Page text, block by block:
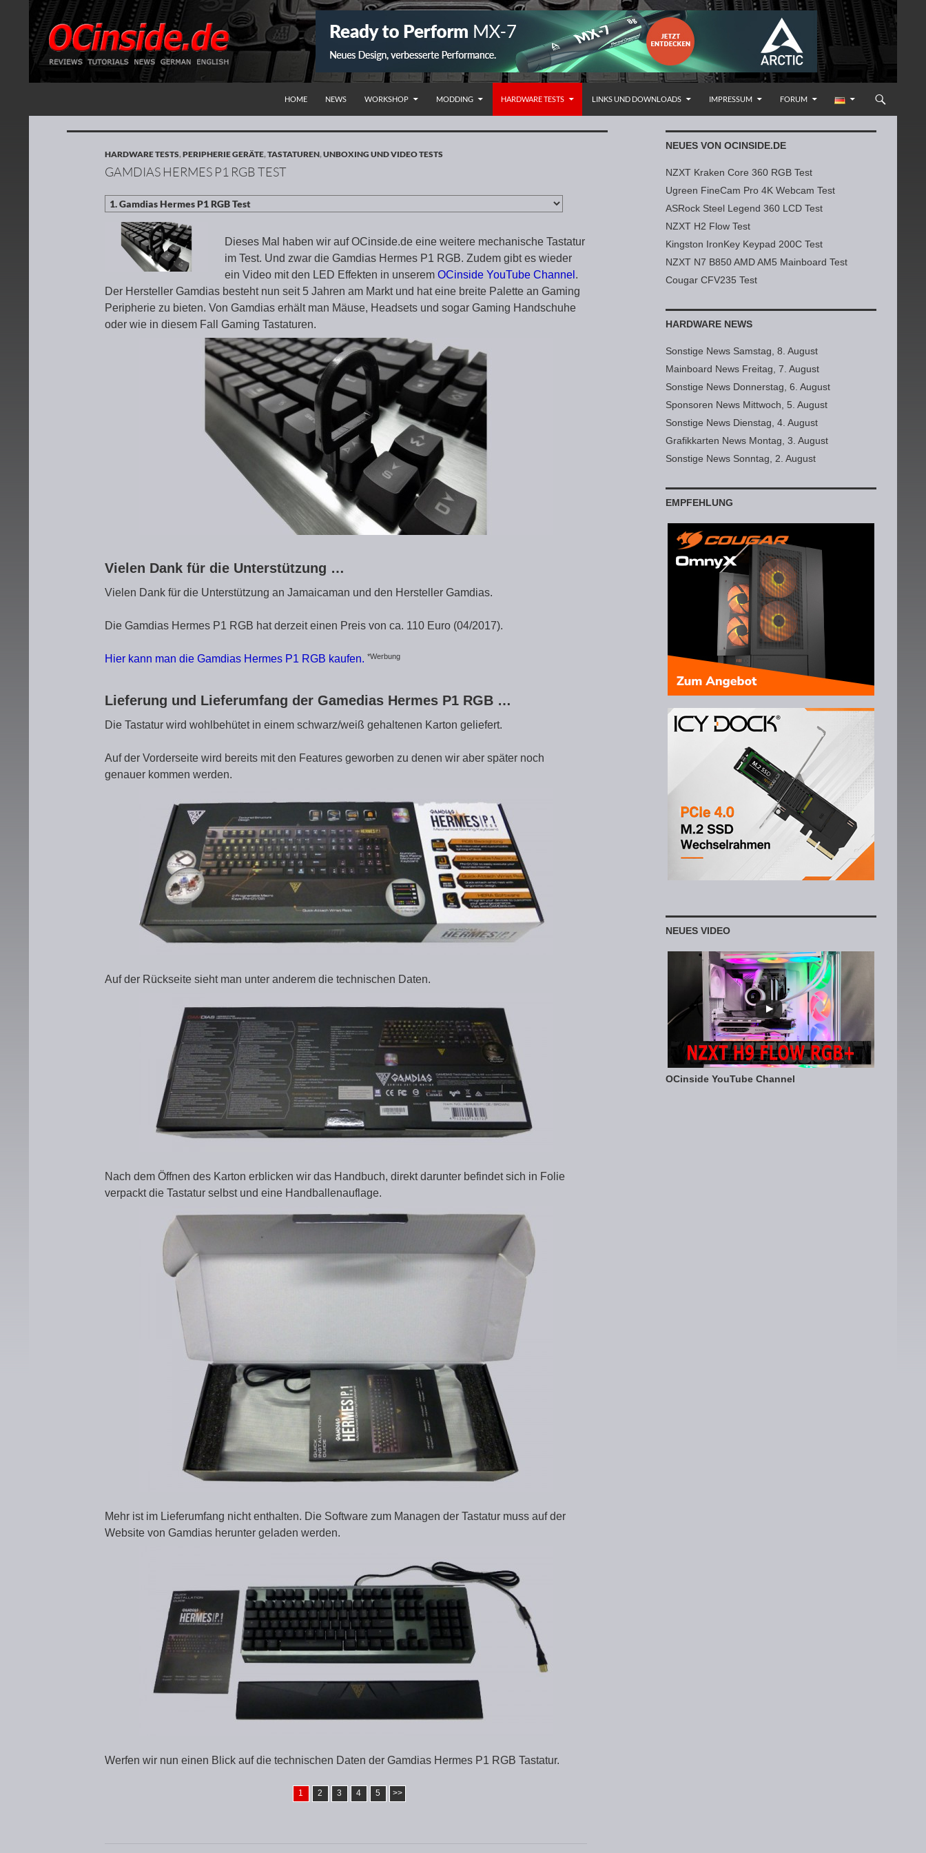
HOME
NEWS WORKSHOP MODDING HARDWARE TESTS LINKS UND DOWNLOADS IMPRESSUM FORUM
HARDWARE TESTS,PERIPHERIE GERÄTE,TASTATUREN,UNBOXING UND VIDEO TESTS
GAMDIAS HERMES P1 RGB TEST
Dieses Mal haben wir auf OCinside.de eine weitere mechanische Tastatur
im Test. Und zwar die Gamdias Hermes P1 RGB. Zudem gibt es wieder
ein Video mit den LED Effekten in unserem OCinside YouTube Channel .
Der Hersteller Gamdias besteht nun seit 5 Jahren am Markt und hat eine breite Palette an Gaming
Peripherie zu bieten. Von Gamdias erhält man Mäuse, Headsets und sogar Gaming Handschuhe
oder wie in diesem Fall Gaming Tastaturen.
Vielen Dank für die Unterstützung …
Vielen Dank für die Unterstützung an Jamaicaman und den Hersteller Gamdias.
Die Gamdias Hermes P1 RGB hat derzeit einen Preis von ca. 110 Euro (04/2017).
Hier kann man die Gamdias Hermes P1 RGB kaufen. *Werbung
Lieferung und Lieferumfang der Gamedias Hermes P1 RGB …
Die Tastatur wird wohlbehütet in einem schwarz/weiß gehaltenen Karton geliefert.
Auf der Vorderseite wird bereits mit den Features geworben zu denen wir aber später noch
genauer kommen werden.
Auf der Rückseite sieht man unter anderem die technischen Daten.
Nach dem Öffnen des Karton erblicken wir das Handbuch, direkt darunter befindet sich in Folie
verpackt die Tastatur selbst und eine Handballenauflage.
Mehr ist im Lieferumfang nicht enthalten. Die Software zum Managen der Tastatur muss auf der
Website von Gamdias herunter geladen werden.
Werfen wir nun einen Blick auf die technischen Daten der Gamdias Hermes P1 RGB Tastatur.
1 2 3 4 5 >>
NEUES VON OCINSIDE.DE
NZXT Kraken Core 360 RGB Test
Ugreen FineCam Pro 4K Webcam Test
ASRock Steel Legend 360 LCD Test
NZXT H2 Flow Test
Kingston IronKey Keypad 200C Test
NZXT N7 B850 AMD AM5 Mainboard Test
Cougar CFV235 Test
HARDWARE NEWS
Sonstige News Samstag, 8. August
Mainboard News Freitag, 7. August
Sonstige News Donnerstag, 6. August
Sponsoren News Mittwoch, 5. August
Sonstige News Dienstag, 4. August
Grafikkarten News Montag, 3. August
Sonstige News Sonntag, 2. August
EMPFEHLUNG
NEUES VIDEO
OCinside YouTube Channel